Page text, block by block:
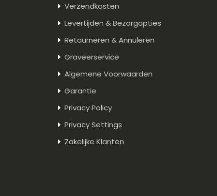
Verzendkosten
Levertijden & Bezorgopties
Retourneren & Annuleren
Graveerservice
Algemene Voorwaarden
Garantie
Privacy Policy
Privacy Settings
Zakelijke Klanten